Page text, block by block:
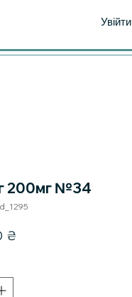
Увійти
200мг №34
₴